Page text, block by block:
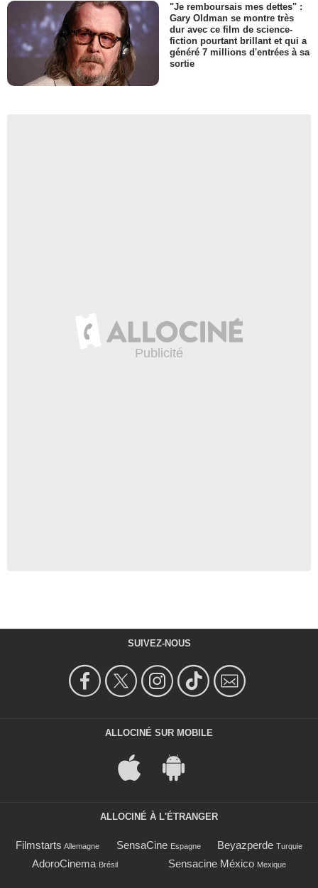
"Je remboursais mes dettes" :
Gary Oldman se montre très
dur avec ce film de science-
fiction pourtant brillant et qui a
généré 7 millions d'entrées à sa
sortie
SUIVEZ-NOUS
ALLOCINÉ SUR MOBILE
ALLOCINÉ À L'ÉTRANGER
Filmstarts Allemagne SensaCine Espagne Beyazperde Turquie
AdoroCinema Brésil Sensacine México Mexique